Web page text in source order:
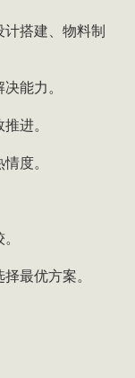
搭建、物料制
能力。
进。
度。
最优方案。